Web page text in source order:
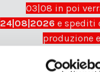
03|08 in poi
24|08|2026 e spediti
produzione
cartadaparati.it